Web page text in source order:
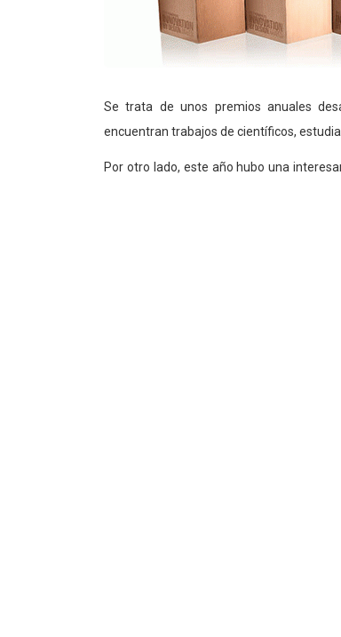
Se trata de unos premios anuales
encuentran trabajos de científicos,
Por otro lado, este año hubo una